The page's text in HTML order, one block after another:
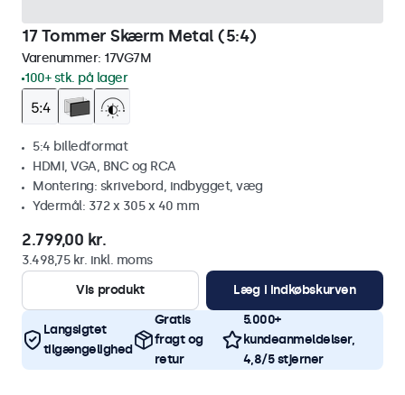
17 Tommer Skærm Metal (5:4)
Varenummer: 17VG7M
100+ stk. på lager
5:4 billedformat
HDMI, VGA, BNC og RCA
Montering: skrivebord, indbygget, væg
Ydermål: 372 x 305 x 40 mm
2.799,00 kr.
3.498,75 kr. inkl. moms
Vis produkt
Læg i indkøbskurven
Langsigtet
tilgængelighed
Gratis
fragt og
retur
5.000+
kundeanmeldelser,
4,8/5 stjerner